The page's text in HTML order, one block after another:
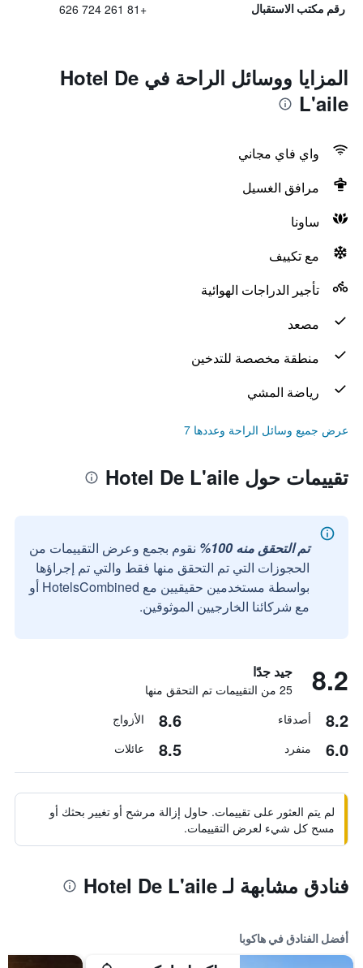
رقم مكتب الاستقبال +81 261 724 626
المزايا ووسائل الراحة في Hotel De
L'aile
واي فاي مجاني
مرافق الغسيل
ساونا
مع تكييف
تأجير الدراجات الهوائية
مصعد
منطقة مخصصة للتدخين
رياضة المشي
عرض جميع وسائل الراحة وعددها 7
تقييمات حول Hotel De L'aile
تم التحقق منه 100%
نقوم بجمع وعرض التقييمات من
الحجوزات التي تم التحقق منها فقط والتي تم إجراؤها
بواسطة مستخدمين حقيقيين مع HotelsCombined أو
مع شركائنا الخارجيين الموثوقين.
8.2 جيد جدًا
25 من التقييمات تم التحقق منها
8.2 أصدقاء 8.6 الأزواج
6.0 منفرد 8.5 عائلات
لم يتم العثور على تقييمات. حاول إزالة مرشح أو تغيير بحثك أو
مسح كل شيء لعرض التقييمات.
فنادق مشابهة لـ Hotel De L'aile
أفضل الفنادق في هاكوبا